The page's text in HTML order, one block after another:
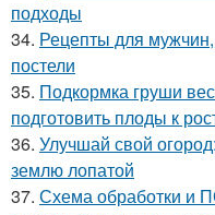
подходы
34. Рецепты для
постели
35. Подкормка груши
подготовить плоды к
36. Улучшай свой
землю лопатой
37. Схема обработки и